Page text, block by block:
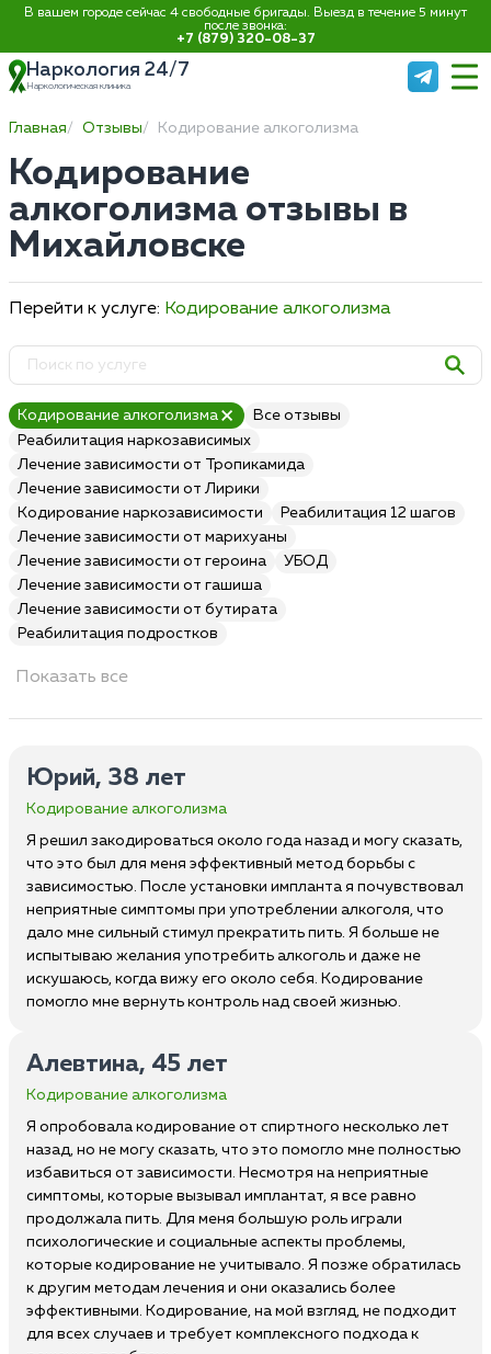
В вашем городе сейчас 4 свободные бригады. Выезд в течение 5 минут
после звонка:
+7 (879) 320-08-37
Наркология 24/7
Наркологическая клиника
Главная Отзывы Кодирование алкоголизма
Кодирование
алкоголизма отзывы в
Михайловске
Перейти к услуге: Кодирование алкоголизма
Кодирование алкоголизма
Все отзывы
Реабилитация наркозависимых
Лечение зависимости от Тропикамида
Лечение зависимости от Лирики
Кодирование наркозависимости
Реабилитация 12 шагов
Лечение зависимости от марихуаны
Лечение зависимости от героина
УБОД
Лечение зависимости от гашиша
Лечение зависимости от бутирата
Реабилитация подростков
Показать все
Юрий, 38 лет
Кодирование алкоголизма
Я решил закодироваться около года назад и могу сказать,
что это был для меня эффективный метод борьбы с
зависимостью. После установки импланта я почувствовал
неприятные симптомы при употреблении алкоголя, что
дало мне сильный стимул прекратить пить. Я больше не
испытываю желания употребить алкоголь и даже не
искушаюсь, когда вижу его около себя. Кодирование
помогло мне вернуть контроль над своей жизнью.
Алевтина, 45 лет
Кодирование алкоголизма
Я опробовала кодирование от спиртного несколько лет
назад, но не могу сказать, что это помогло мне полностью
избавиться от зависимости. Несмотря на неприятные
симптомы, которые вызывал имплантат, я все равно
продолжала пить. Для меня большую роль играли
психологические и социальные аспекты проблемы,
которые кодирование не учитывало. Я позже обратилась
к другим методам лечения и они оказались более
эффективными. Кодирование, на мой взгляд, не подходит
для всех случаев и требует комплексного подхода к